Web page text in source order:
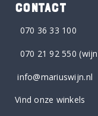
CONTACT
070 36 33 100
070 21 92 550
info@mariuswijn.nl
Vind onze winkels